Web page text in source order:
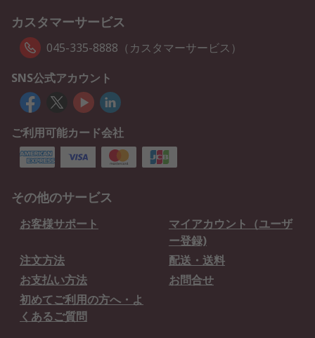
カスタマーサービス
045-335-8888（カスタマーサービス）
SNS公式アカウント
ご利用可能カード会社
その他のサービス
お客様サポート
マイアカウント（ユーザ
ー登録)
注文方法
配送・送料
お支払い方法
お問合せ
初めてご利用の方へ・よ
くあるご質問